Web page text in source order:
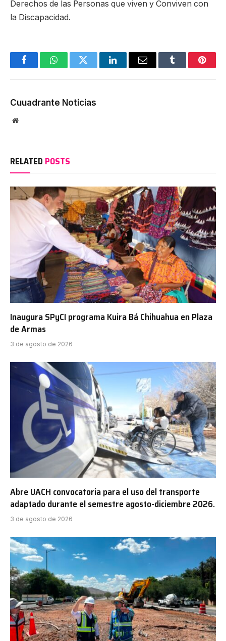
Derechos de las Personas que viven y Conviven con
la Discapacidad.
FacebookWhatsAppTwitter LinkedInEmail Tumblr
Cuuadrante Noticias
Website
RELATED POSTS
Inaugura SPyCI programa Kuira Bá Chihuahua en Plaza
de Armas
3 de agosto de 2026
Abre UACH convocatoria para el uso del transporte
adaptado durante el semestre agosto-diciembre 2026.
3 de agosto de 2026